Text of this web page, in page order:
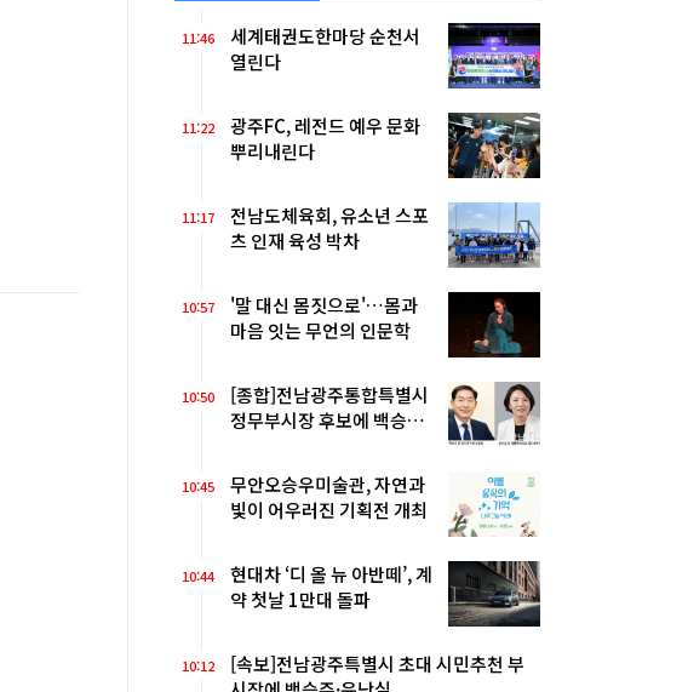
11:46
세계태권도한마당 순천서
열린다
11:22
광주FC, 레전드 예우 문화
뿌리내린다
11:17
전남도체육회, 유소년 스포
츠 인재 육성 박차
10:57
'말 대신 몸짓으로'…몸과
마음 잇는 무언의 인문학
10:50
[종합]전남광주통합특별시
정무부시장 후보에 백승주·
10:45
무안오승우미술관, 자연과
빛이 어우러진 기획전 개최
10:44
현대차 ‘디 올 뉴 아반떼’, 계
약 첫날 1만대 돌파
10:12
[속보]전남광주특별시 초대 시민추천 부